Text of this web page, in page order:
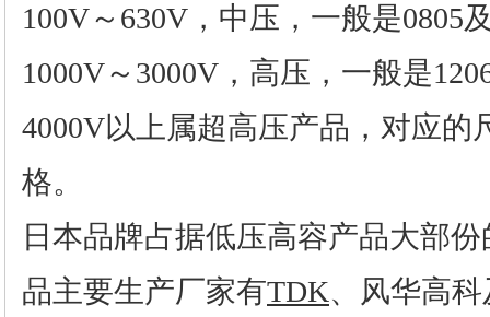
100V～630V，中压，一般是0805
1000V～3000V，高压，一般是
4000V以上属超高压产品，对应的
格。
日本品牌占据低压高容产品大部
品主要生产厂家有TDK、风华高